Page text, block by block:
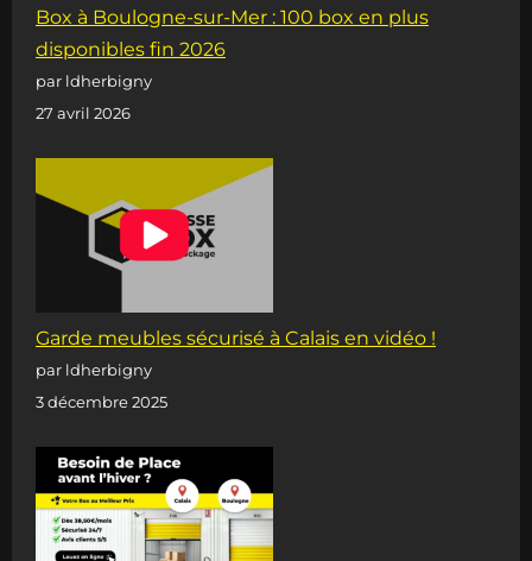
Box à Boulogne-sur-Mer : 100 box en plus
disponibles fin 2026
par ldherbigny
27 avril 2026
Garde meubles sécurisé à Calais en vidéo !
par ldherbigny
3 décembre 2025